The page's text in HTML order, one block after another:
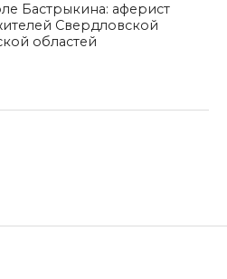
Бастрыкина: аферист
Свердловской
областей